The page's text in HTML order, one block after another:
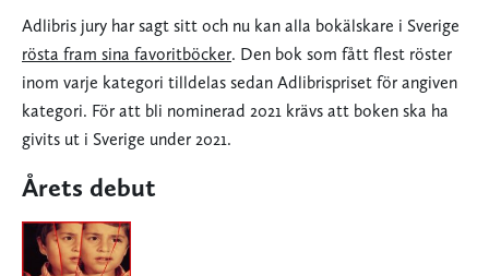
Adlibris jury har sagt sitt och nu kan alla bokälskare i Sverige
rösta fram sina favoritböcker. Den bok som fått flest röster
inom varje kategori tilldelas sedan Adlibrispriset för angiven
kategori. För att bli nominerad 2021 krävs att boken ska ha
givits ut i Sverige under 2021.
Årets debut